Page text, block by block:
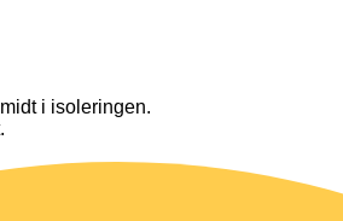
i isoleringen.